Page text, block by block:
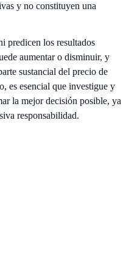
y no constituyen una
predicen los resultados
aumentar o disminuir, y
sustancial del precio de
es esencial que investigue y
la mejor decisión posible, ya
responsabilidad.